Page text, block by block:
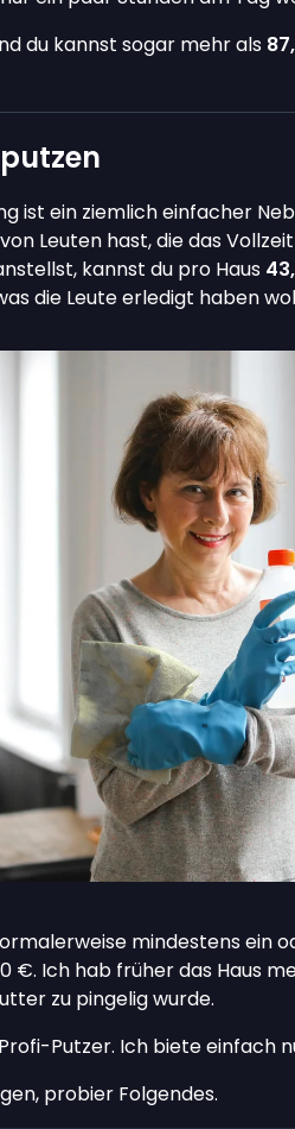
du kannst sogar mehr als
ist ein ziemlich einfacher
Leuten hast, die das
kannst du pro Haus
die Leute erledigt haben
mindestens ein
€. Ich hab früher das Haus
zu pingelig wurde.
Putzer. Ich biete einfach
probier Folgendes.